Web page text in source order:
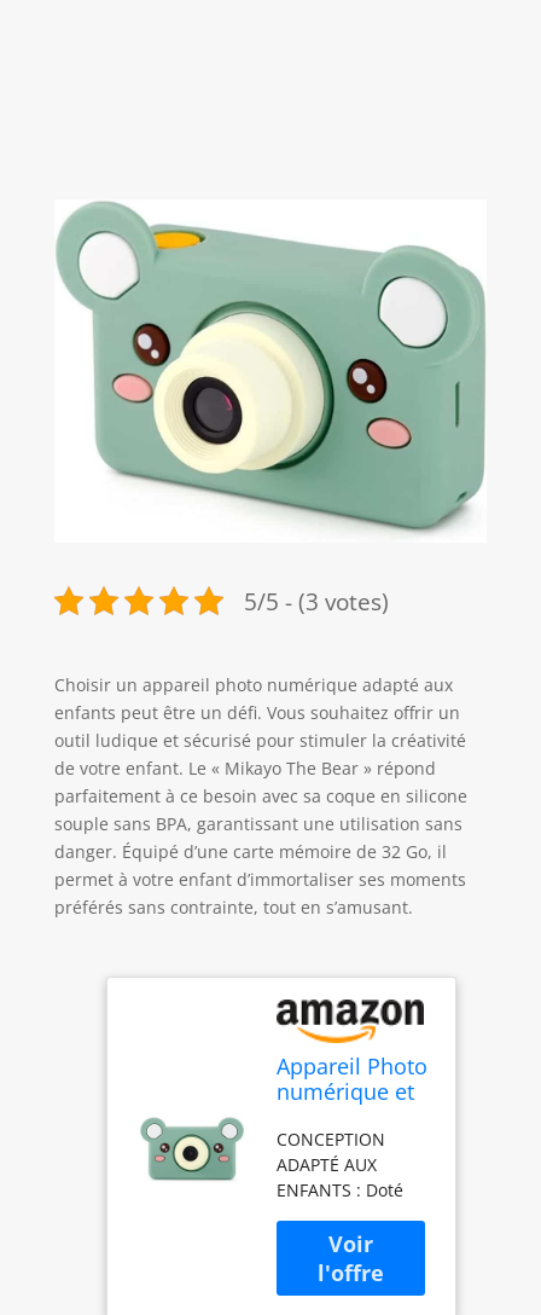
5/5 - (3 votes)
Choisir un appareil photo numérique adapté aux
enfants peut être un défi. Vous souhaitez offrir un
outil ludique et sécurisé pour stimuler la créativité
de votre enfant. Le « Mikayo The Bear » répond
parfaitement à ce besoin avec sa coque en silicone
souple sans BPA, garantissant une utilisation sans
danger. Équipé d’une carte mémoire de 32 Go, il
permet à votre enfant d’immortaliser ses moments
préférés sans contrainte, tout en s’amusant.
Appareil Photo
numérique et
Kidamento
pour Enfants,
boîtier en
Silicone Souple
sans BPA,
Carte mémoire
32 Go - Modèle
CONCEPTION
ADAPTÉ AUX
ENFANTS : Doté
aux couleurs vives,
cet appareil photo
numérique